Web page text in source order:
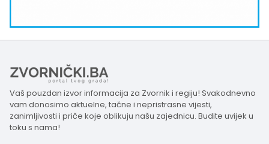
Vaš pouzdan izvor informacija za Zvornik i regiju! Svakodnevno
vam donosimo aktuelne, tačne i nepristrasne vijesti,
zanimljivosti i priče koje oblikuju našu zajednicu. Budite uvijek u
toku s nama!